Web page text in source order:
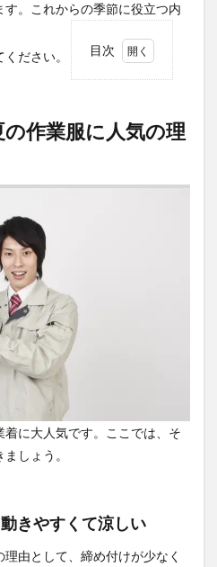
。これからの季節に役立つ内
ださい。 目次
なぎ
が夏
に人
1.2
作業
守れ
作業服に人気の理
に大人気です。ここでは、そ
しょう。
きやすくて涼しい
由として、締め付けが少なく